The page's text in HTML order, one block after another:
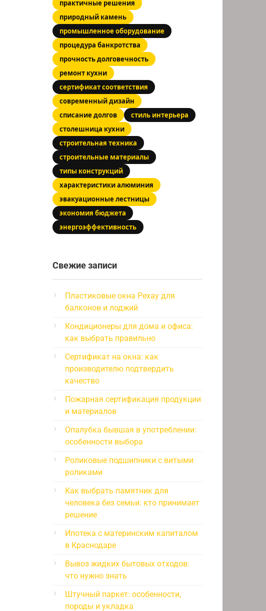
практичные решения
природный камень
промышленное оборудование
процедура банкротства
прочность долговечность
ремонт кухни
сертификат соответствия
современный дизайн
списание долгов
стиль интерьера
столешница кухни
строительная техника
строительные материалы
типы конструкций
характеристики алюминия
эвакуационные лестницы
экономия бюджета
энергоэффективность
Свежие записи
Пластиковые окна Рехау для
балконов и лоджий
Кондиционеры для дома и офиса:
как выбрать правильно
Сертификат на окна: как
производителю подтвердить
качество
Пожарная сертификация продукции
и материалов
Опалубка бывшая в употреблении:
особенности выбора
Роликовые подшипники с витыми
роликами
Как выбрать памятник для
человека без семьи: кто принимает
решение
Ипотека с материнским капиталом
в Краснодаре
Вывоз жидких бытовых отходов:
что нужно знать
Штучный паркет: особенности,
породы и укладка